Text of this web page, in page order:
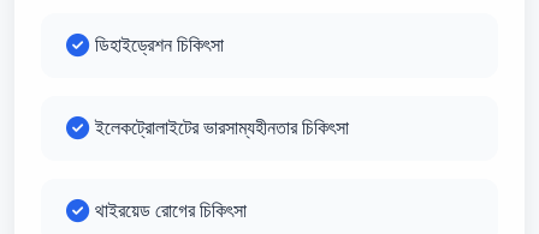
ডিহাইড্রেশন চিকিৎসা
ইলেকট্রোলাইটের ভারসাম্যহীনতার চিকিৎসা
থাইরয়েড রোগের চিকিৎসা